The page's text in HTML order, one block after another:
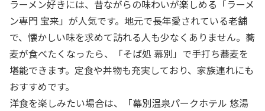
ラーメン好きには、昔ながらの味わいが楽しめる「ラーメ
ン専門 宝来」が人気です。地元で長年愛されている老舗
で、懐かしい味を求めて訪れる人も少なくありません。蕎
麦が食べたくなったら、「そば処 幕別」で手打ち蕎麦を
堪能できます。定食や丼物も充実しており、家族連れにも
おすすめです。
洋食を楽しみたい場合は、「幕別温泉パークホテル 悠湯